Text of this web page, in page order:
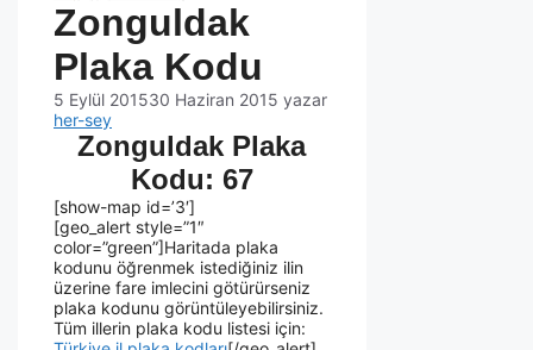
Zonguldak
Plaka Kodu
5 Eylül 201530 Haziran 2015 yazar
her-sey
Zonguldak Plaka
Kodu: 67
[show-map id=’3′]
[geo_alert style=”1″
color=”green”]Haritada plaka
kodunu öğrenmek istediğiniz ilin
üzerine fare imlecini götürürseniz
plaka kodunu görüntüleyebilirsiniz.
Tüm illerin plaka kodu listesi için: